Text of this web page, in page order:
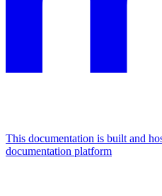
This documentation is built and
documentation platform